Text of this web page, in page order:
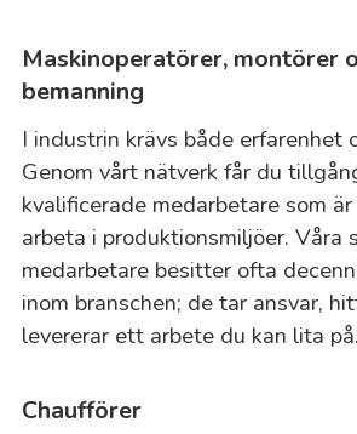
Maskinoperatörer, montörer
bemanning
I industrin krävs både erfarenhet
Genom vårt nätverk får du
kvalificerade medarbetare som
arbeta i produktionsmiljöer. Våra
medarbetare besitter ofta
inom branschen; de tar ansvar,
levererar ett arbete du kan lita på.
Chaufförer